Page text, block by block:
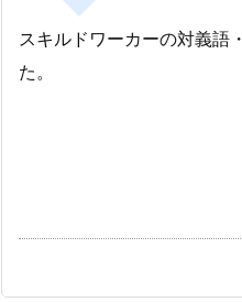
スキルドワーカーの対義語
た。